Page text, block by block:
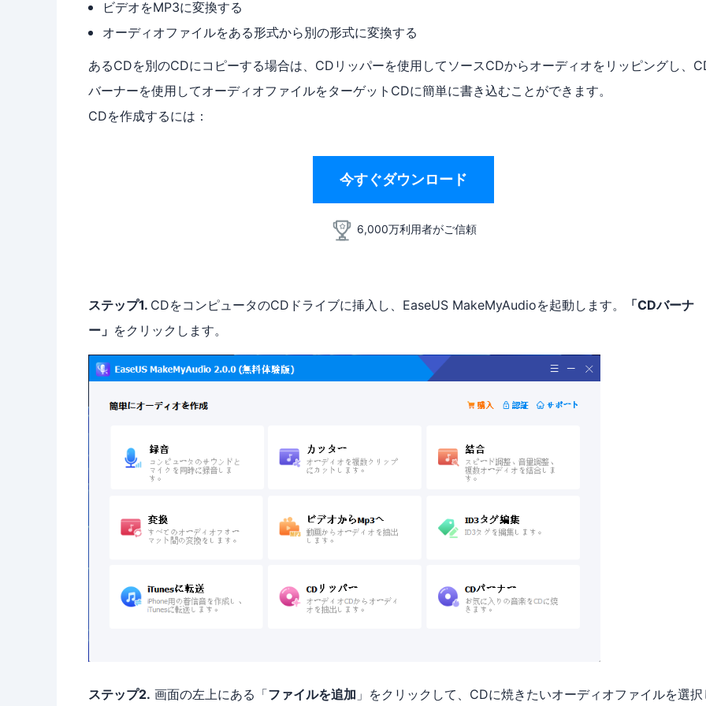
ビデオをMP3に変換する
オーディオファイルをある形式から別の形式に変換する
あるCDを別のCDにコピーする場合は、CDリ​​ッパーを使用してソースCDからオーディオをリッピングし、
バーナーを使用してオーディオファイルをターゲットCDに簡単に書き込むことができます。
CDを作成するには：
今すぐダウンロード
6,000万利用者がご信頼
ステップ1. CDをコンピュータのCDドライブに挿入し、EaseUS MakeMyAudioを起動します。
「CDバーナ
ー」 をクリックします。
ステップ2. 画面の左上にある「ファイルを追加 」をクリックして、CDに焼きたいオーディオファイルを選択